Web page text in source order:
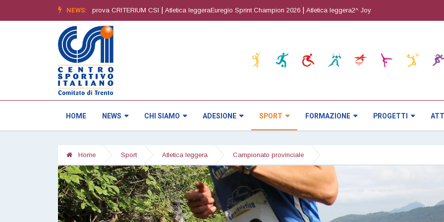
NEWS:
Orienteering4^ prova CRITERIUM CSI |Atletica leggeraEuregio Sprint Champion 2026 |Atletica leggera2^ Joy Cup |Orienteering5^ prova
HOME NEWS CHI SIAMO ADESIONE SPORT FORMAZIONE PROGETTI
Home Sport Atletica leggera Campionato provinciale